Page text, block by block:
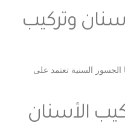
وتركيب
السنية تعتمد على
الأسنان